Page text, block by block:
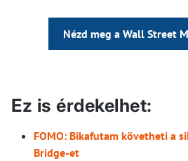
Nézd meg a Wall Street
Ez is érdekelhet:
FOMO: Bikafutam követheti a
Bridge-et